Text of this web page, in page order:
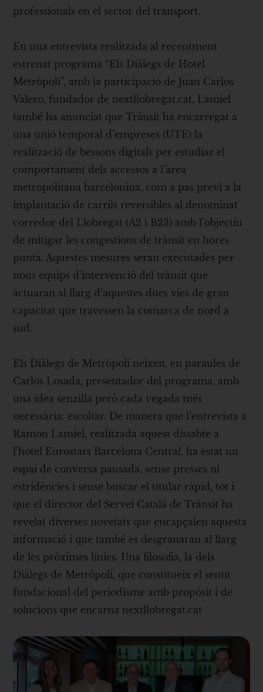
professionals en el sector del transport.
En una entrevista realitzada al recentment
estrenat programa “Els Diàlegs de Hotel
Metrópoli”, amb la participació de Juan Carlos
Valero, fundador de nextllobregat.cat, Lamiel
també ha anunciat que Trànsit ha encarregat a
una unió temporal d’empreses (UTE) la
realització de bessons digitals per estudiar el
comportament dels accessos a l’àrea
metropolitana barcelonina, com a pas previ a la
implantació de carrils reversibles al denominat
corredor del Llobregat (A2 i B23) amb l’objectiu
de mitigar les congestions de trànsit en hores
punta. Aquestes mesures seran executades per
nous equips d’intervenció del trànsit que
actuaran al llarg d’aquestes dues vies de gran
capacitat que travessen la comarca de nord a
sud.
Els Diàlegs de Metrópoli neixen, en paraules de
Carlos Losada, presentador del programa, amb
una idea senzilla però cada vegada més
necessària: escoltar. De manera que l’entrevista a
Ramon Lamiel, realitzada aquest dissabte a
l’hotel Eurostars Barcelona Central, ha estat un
espai de conversa pausada, sense presses ni
estridències i sense buscar el titular ràpid, tot i
que el director del Servei Català de Trànsit ha
revelat diverses novetats que encapçalen aquesta
informació i que també es desgranaran al llarg
de les pròximes línies. Una filosofia, la dels
Diàlegs de Metrópoli, que constitueix el sentit
fundacional del periodisme amb propòsit i de
solucions que encarna nextllobregat.cat